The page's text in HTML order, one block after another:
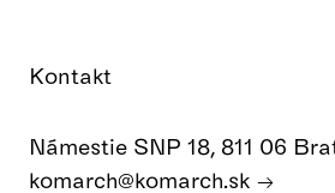
Kontakt
Námestie SNP 18, 811 06
komarch@komarch.sk